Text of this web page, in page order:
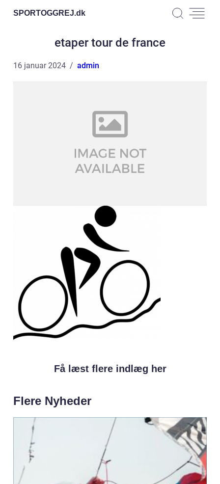
SPORTOGGREJ.dk
etaper tour de france
16 januar 2024 admin
Få læst flere indlæg her
Flere Nyheder